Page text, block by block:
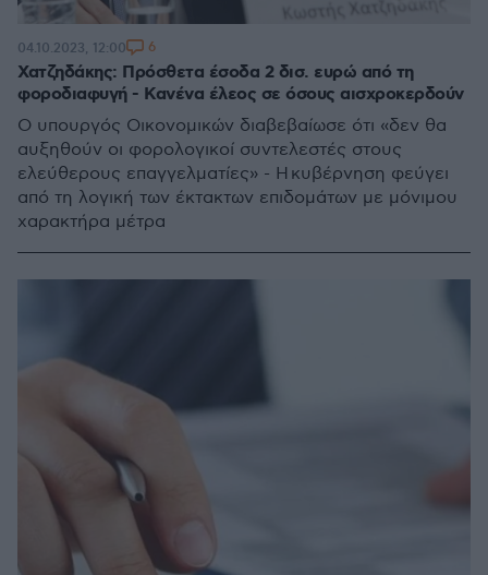
Χατζηδάκης: Πρόσθετα έσοδα 2 δισ. ευρώ από τη
φοροδιαφυγή - Κανένα έλεος σε όσους αισχροκερδούν
Ο υπουργός Οικονομικών διαβεβαίωσε ότι «δεν θα
αυξηθούν οι φορολογικοί συντελεστές στους
ελεύθερους επαγγελματίες» - Η κυβέρνηση φεύγει
από τη λογική των έκτακτων επιδομάτων με μόνιμου
χαρακτήρα μέτρα
04.10.2023, 12:00 6